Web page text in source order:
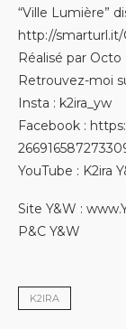
“Ville Lumière”
http://
Réalisé par Octo
Retrouvez-moi
Insta : k2ira_yw
Facebook :
YouTube : K2ira
Site Y&W :
P&C Y&W
K2IRA